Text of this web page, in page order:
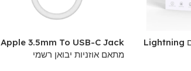
XO-NB-R258C מתאם Lightning
Apple 3.5mm To USB-C Jack
מתאם אוזניות יבואן רשמי